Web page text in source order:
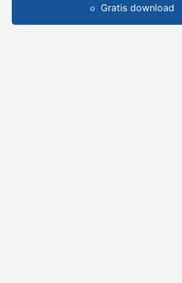
Gratis download